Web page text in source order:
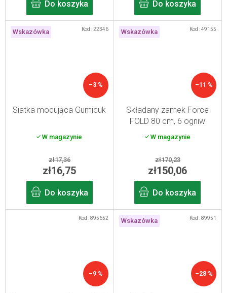
Do koszyka Do koszyka
Wskazówka
–3 %
Siatka mocująca Gumicuk
W magazynie
zł17,36
zł16,75
Do koszyka
Kod :22346 Wskazówka
–11 %
Składany zamek Force
FOLD 80 cm, 6 ogniw
W magazynie
zł170,23
zł150,06
Do koszyka
Kod :49155
–9 %
Kod :895652 Wskazówka
–28 %
Kod :89951